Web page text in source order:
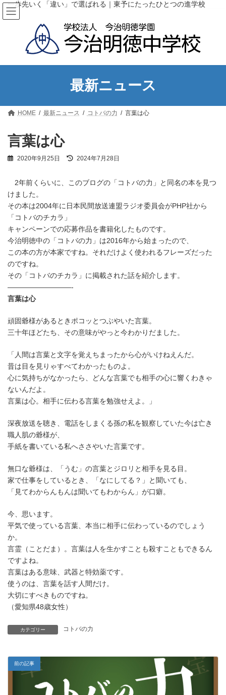
コ
ン
テ
キ
ナ
ビ
ゲ
に
一歩先いく「違い」で選ばれる｜東予にたったひとつの進学校
最新ニュース
HOME 最新ニュース コトバの力 言葉は心
言葉は心
2020年9月25日
最
新
時
:
2024年7月28日
2年前くらいに、このブログの「コトバの力」と同名の本を見つ
けました。
その本は2004年に日本民間放送連盟ラジオ委員会がPHP社から
「コトバのチカラ」
キャンペーンでの応募作品を書籍化したものです。
今治明徳中の「コトバの力」は2016年から始まったので、
この本の方が本家ですね。それだけよく使われるフレーズだった
のですね。
その「コトバのチカラ」に掲載された話を紹介します。
—————————-
言葉は心
頑固爺様があるときポコッとつぶやいた言葉。
三十年ほどたち、その意味がやっと今わかりだました。
「人間は言葉と文字を覚えちまったから心がいけねえんだ。
昔は目を見りゃすべてわかったものよ。
心に気持ちがなかったら、どんな言葉でも相手の心に響くわきゃ
ないんだよ。
言葉は心。相手に伝わる言葉を勉強せえよ。」
深夜放送を聴き、電話をしまくる孫の私を観察していた今は亡き
職人肌の爺様が、
手紙を書いている私へささやいた言葉です。
無口な爺様は、「うむ」の言葉とジロリと相手を見る目。
家で仕事をしているとき、「なにしてる？」と聞いても、
「見てわからんもんは聞いてもわからん」が口癖。
今、思います。
平気で使っている言葉、本当に相手に伝わっているのでしょう
か。
言霊（ことだま）。言葉は人を生かすことも殺すこともできるん
ですよね。
言葉はある意味、武器と特効薬です。
使うのは、言葉を話す人間だけ。
大切にすべきものですね。
（愛知県48歳女性）
カテゴリー コトバの力
前の記事